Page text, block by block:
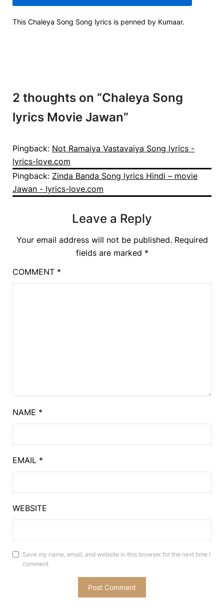
This Chaleya Song Song lyrics is penned by Kumaar.
2 thoughts on “Chaleya Song
lyrics Movie Jawan”
Pingback: Not Ramaiya Vastavaiya Song lyrics -
lyrics-love.com
Pingback: Zinda Banda Song lyrics Hindi – movie
Jawan - lyrics-love.com
Leave a Reply
Your email address will not be published. Required
fields are marked *
COMMENT *
NAME *
EMAIL *
WEBSITE
Save my name, email, and website in this browser for the next time I
comment.